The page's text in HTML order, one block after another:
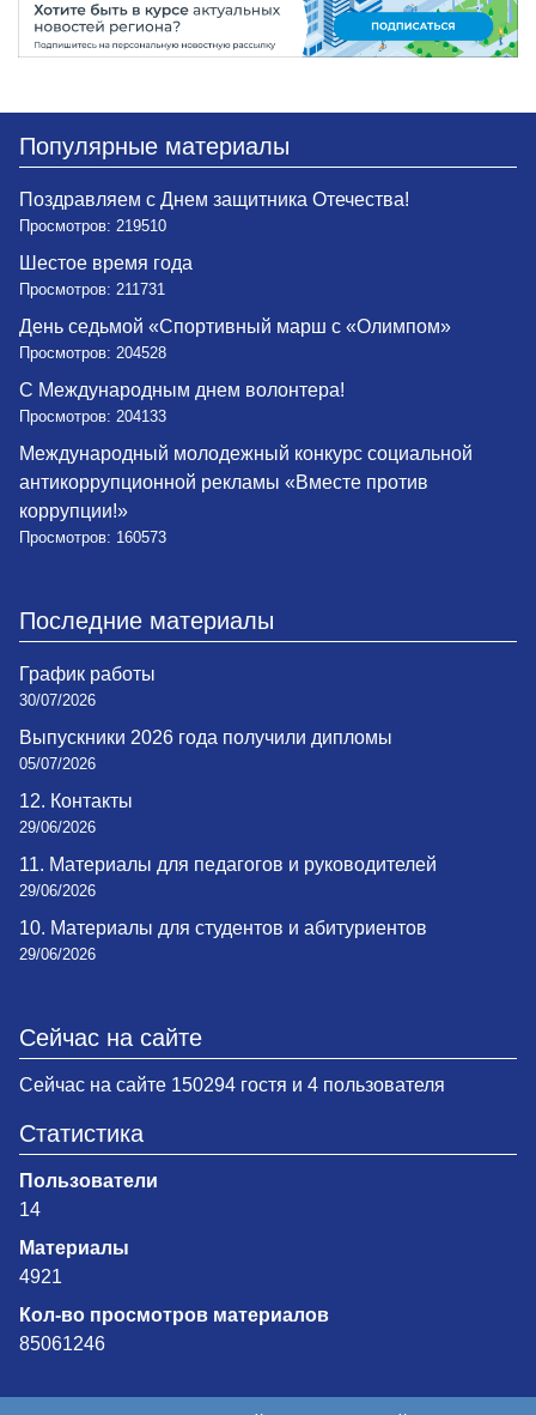
Популярные материалы
Поздравляем с Днем защитника Отечества!
Просмотров: 219510
Шестое время года
Просмотров: 211731
День седьмой «Спортивный марш с «Олимпом»
Просмотров: 204528
С Международным днем волонтера!
Просмотров: 204133
Международный молодежный конкурс социальной
антикоррупционной рекламы «Вместе против
коррупции!»
Просмотров: 160573
Последние материалы
График работы
30/07/2026
Выпускники 2026 года получили дипломы
05/07/2026
12. Контакты
29/06/2026
11. Материалы для педагогов и руководителей
29/06/2026
10. Материалы для студентов и абитуриентов
29/06/2026
Сейчас на сайте
Сейчас на сайте 150294 гостя и 4 пользователя
Статистика
Пользователи
14
Материалы
4921
Кол-во просмотров материалов
85061246